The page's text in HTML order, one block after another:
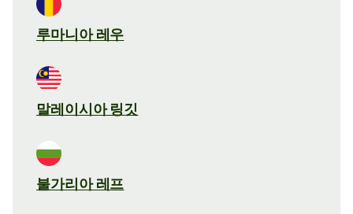
루마니아 레우
말레이시아 링깃
불가리아 레프